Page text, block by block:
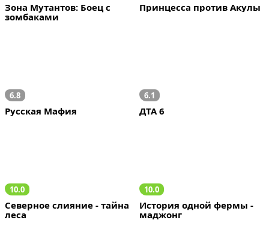
Зона Мутантов: Боец с
зомбаками
Принцесса против Акулы
6.8
Русская Мафия
6.1
ДТА 6
10.0
Северное слияние - тайна
леса
10.0
История одной фермы -
маджонг